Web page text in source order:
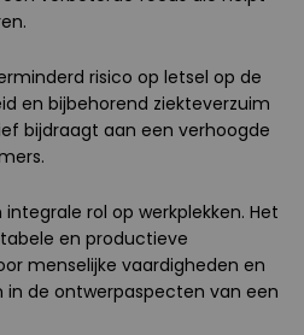
risico op letsel op de
en bijbehorend ziekteverzuim
bijdraagt aan een verhoogde
rol op werkplekken. Het
en productieve
menselijke vaardigheden en
de ontwerpaspecten van een